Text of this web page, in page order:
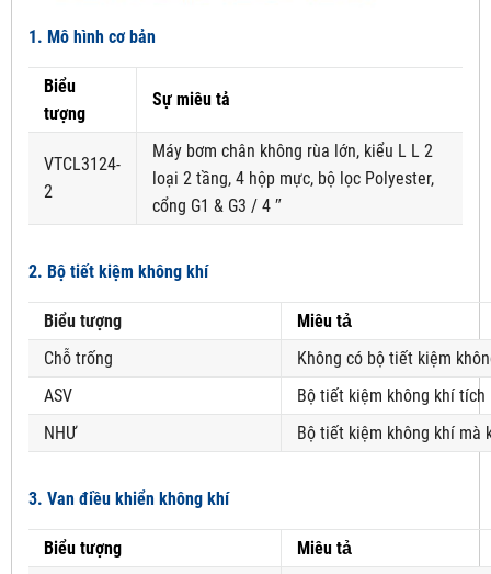
1. Mô hình cơ bản
Biểu
tượng
Sự miêu tả
VTCL3124-
2
Máy bơm chân không rùa lớn, kiểu L L 2
loại 2 tầng, 4 hộp mực, bộ lọc Polyester,
cổng G1 & G3 / 4 ″
2. Bộ tiết kiệm không khí
Biểu tượng
Miêu tả
Chỗ trống
Không có bộ tiết kiệm
ASV
Bộ tiết kiệm không khí
NHƯ
Bộ tiết kiệm không khí mà
3. Van điều khiển không khí
Biểu tượng
Miêu tả